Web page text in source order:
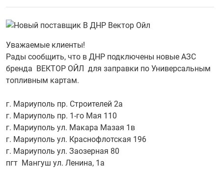
Уважаемые клиенты!
Рады сообщить, что в ДНР подключены новые АЗС
бренда ВЕКТОР ОЙЛ для заправки по Универсальным
топливным картам.
г. Мариуполь пр. Строителей 2а
г. Мариуполь пр. 1-го Мая 110
г. Мариуполь ул. Макара Мазая 1в
г. Мариуполь ул. Краснофлотская 196
г. Мариуполь ул. Заозерная 80
пгт Мангуш ул. Ленина, 1а